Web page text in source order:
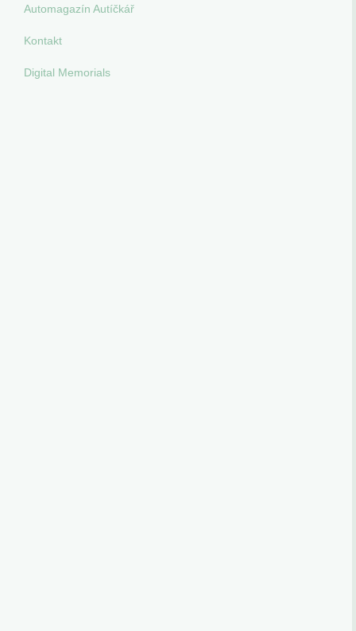
Automagazín Autíčkář
Kontakt
Digital Memorials